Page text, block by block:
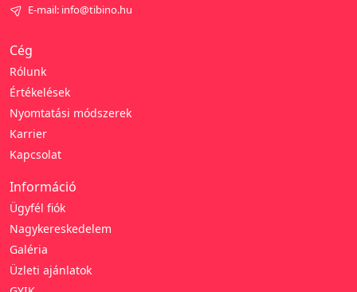
Cég
Rólunk
Értékelések
Nyomtatási módszerek
Karrier
Kapcsolat
Információ
Ügyfél fiók
Nagykereskedelem
Galéria
Üzleti ajánlatok
E-mail: info@tibino.hu